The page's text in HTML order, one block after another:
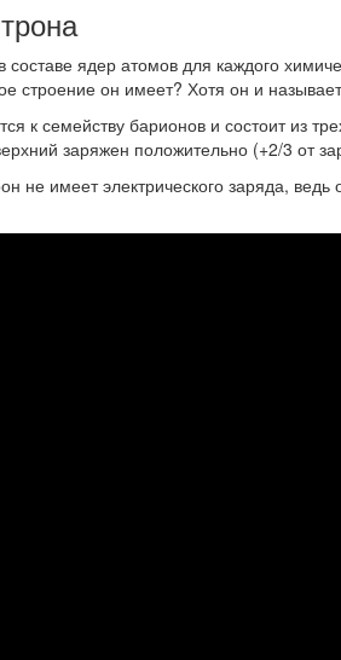
составе ядер атомов для каждого
строение он имеет? Хотя он и
к семейству барионов и состоит из
заряжен положительно (+2/3 от
не имеет электрического заряда,